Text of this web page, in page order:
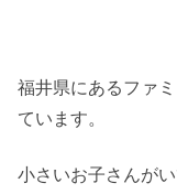
福井県にあるファ
ています。
小さいお子さんが